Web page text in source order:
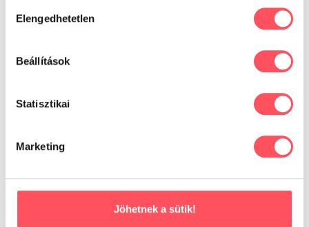
kiválasztása
Elengedhetetlen
Beállítások
Statisztikai
Marketing
Jöhetnek a sütik!